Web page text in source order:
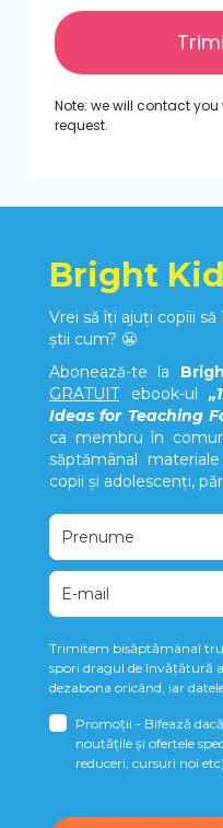
Note: we will contact
request.
Bright
Vrei să îți ajuți copiii
știi cum? 😬
Abonează-te la
GRATUITebook-ul„
Ideas for Teaching
ca membru în
săptămânal
copii și adolescenți,
Trimitem bisăptămânal
spori dragul de învățătură
dezabona oricând, iar
Promoții - Bifează
noutățile și ofertele
reduceri, cursuri noi etc)